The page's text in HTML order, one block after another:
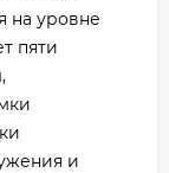
на уровне
пяти
и